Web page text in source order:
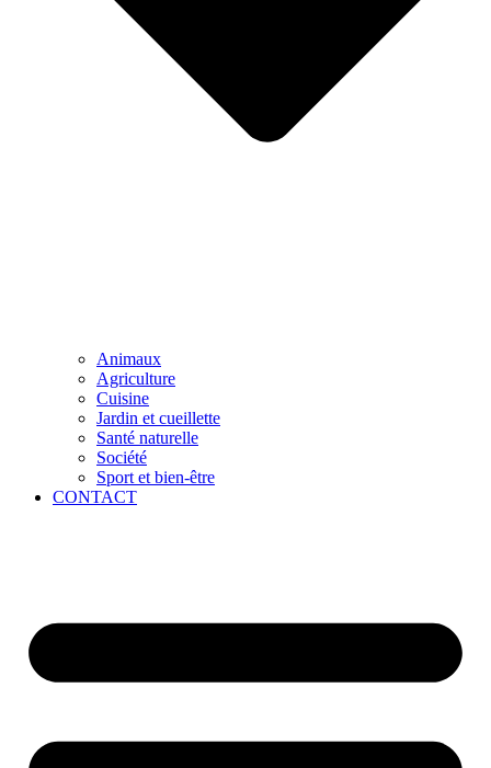
Animaux
Agriculture
Cuisine
Jardin et cueillette
Santé naturelle
Société
Sport et bien-être
CONTACT